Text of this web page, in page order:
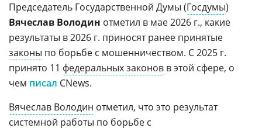
Председатель Государственной Думы (Госдумы)
Вячеслав Володин отметил в мае 2026 г., какие
результаты в 2026 г. приносят ранее принятые
законы по борьбе с мошенничеством. С 2025 г.
принято 11 федеральных законов в этой сфере, о
чем писал CNews.
Вячеслав Володин отметил, что это результат
системной работы по борьбе с